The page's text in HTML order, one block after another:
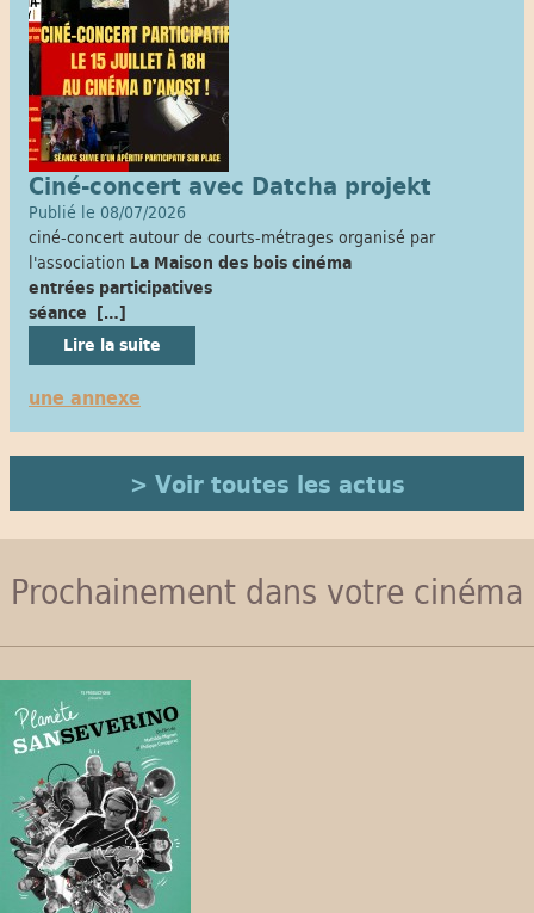
Ciné-concert avec Datcha projekt
Publié le 08/07/2026
ciné-concert autour de courts-métrages organisé par
l'association La Maison des bois cinéma
entrées participatives
séance
[…]
Lire la suite
une annexe
> Voir toutes les actus
Prochainement dans votre cinéma